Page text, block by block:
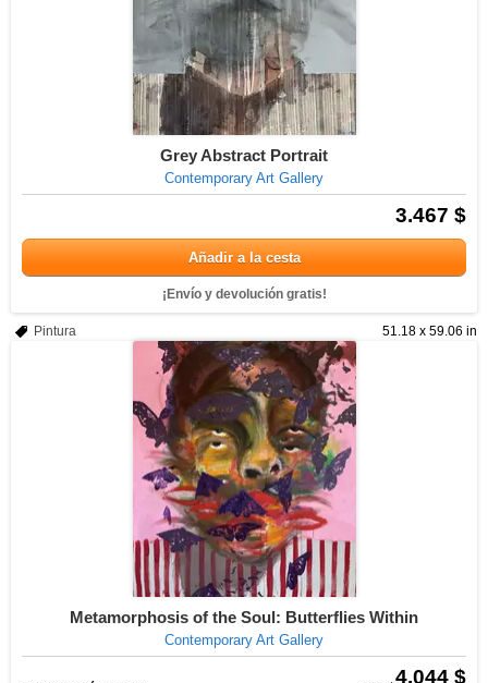
Grey Abstract Portrait
Contemporary Art Gallery
3.467 $
Añadir a la cesta
¡Envío y devolución gratis!
51.18 x 59.06 in
Pintura
Metamorphosis of the Soul: Butterflies Within
Contemporary Art Gallery
4.044 $